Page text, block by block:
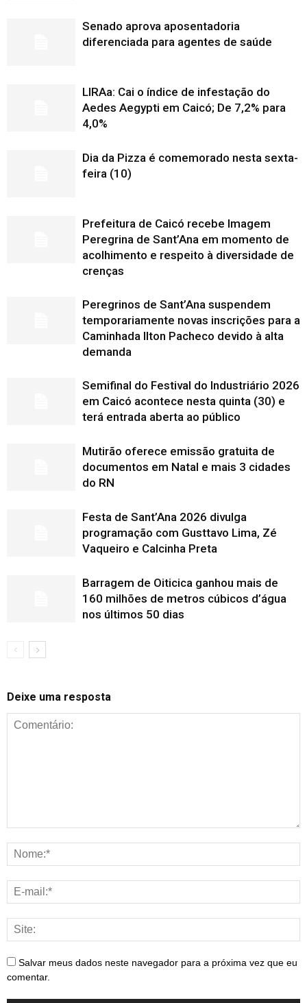
Senado aprova aposentadoria
diferenciada para agentes de saúde
LIRAa: Cai o índice de infestação do
Aedes Aegypti em Caicó; De 7,2% para
4,0%
Dia da Pizza é comemorado nesta sexta-
feira (10)
Prefeitura de Caicó recebe Imagem
Peregrina de Sant’Ana em momento de
acolhimento e respeito à diversidade de
crenças
Peregrinos de Sant’Ana suspendem
temporariamente novas inscrições para a
Caminhada Ilton Pacheco devido à alta
demanda
Semifinal do Festival do Industriário 2026
em Caicó acontece nesta quinta (30) e
terá entrada aberta ao público
Mutirão oferece emissão gratuita de
documentos em Natal e mais 3 cidades
do RN
Festa de Sant’Ana 2026 divulga
programação com Gusttavo Lima, Zé
Vaqueiro e Calcinha Preta
Barragem de Oiticica ganhou mais de
160 milhões de metros cúbicos d’água
nos últimos 50 dias
Deixe uma resposta
Salvar meus dados neste navegador para a próxima vez que eu
comentar.